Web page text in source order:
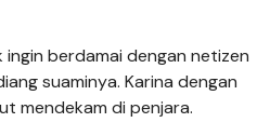
ingin berdamai dengan netizen
suaminya. Karina dengan
mendekam di penjara.